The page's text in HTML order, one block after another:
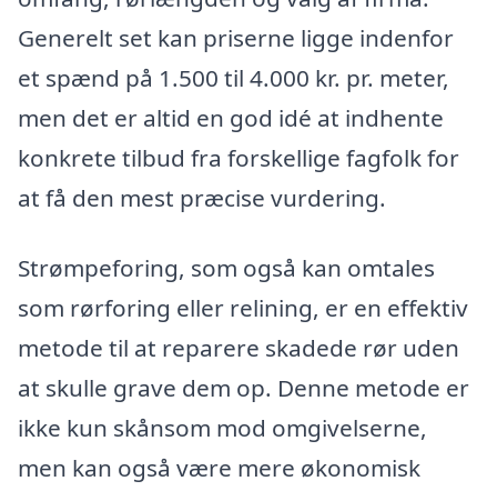
Generelt set kan priserne ligge indenfor
et spænd på 1.500 til 4.000 kr. pr. meter,
men det er altid en god idé at indhente
konkrete tilbud fra forskellige fagfolk for
at få den mest præcise vurdering.
Strømpeforing, som også kan omtales
som rørforing eller relining, er en effektiv
metode til at reparere skadede rør uden
at skulle grave dem op. Denne metode er
ikke kun skånsom mod omgivelserne,
men kan også være mere økonomisk